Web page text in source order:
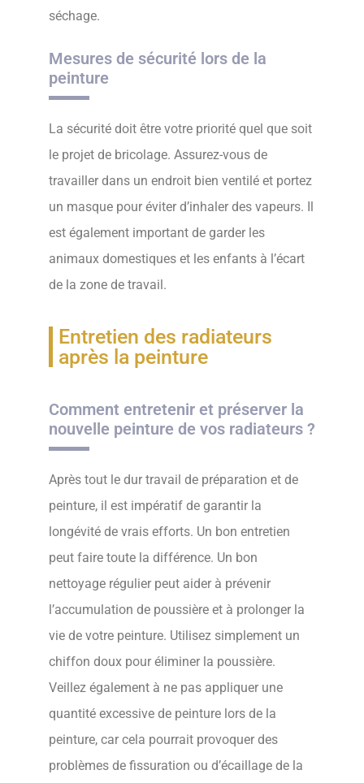
séchage.
Mesures de sécurité lors de la
peinture
La sécurité doit être votre priorité quel que soit
le projet de bricolage. Assurez-vous de
travailler dans un endroit bien ventilé et portez
un masque pour éviter d’inhaler des vapeurs. Il
est également important de garder les
animaux domestiques et les enfants à l’écart
de la zone de travail.
Entretien des radiateurs
après la peinture
Comment entretenir et préserver la
nouvelle peinture de vos radiateurs ?
Après tout le dur travail de préparation et de
peinture, il est impératif de garantir la
longévité de vrais efforts. Un bon entretien
peut faire toute la différence. Un bon
nettoyage régulier peut aider à prévenir
l’accumulation de poussière et à prolonger la
vie de votre peinture. Utilisez simplement un
chiffon doux pour éliminer la poussière.
Veillez également à ne pas appliquer une
quantité excessive de peinture lors de la
peinture, car cela pourrait provoquer des
problèmes de fissuration ou d’écaillage de la